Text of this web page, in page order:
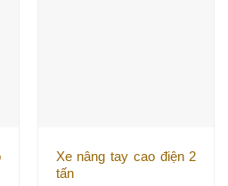
Xe nâng tay cao điện 2
tấn